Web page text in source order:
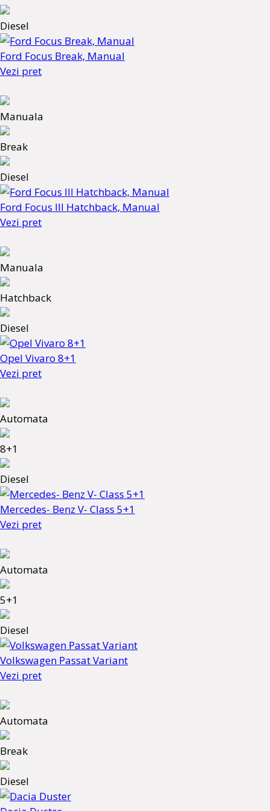
Diesel
Ford Focus Break, Manual
Vezi pret
Manuala
Break
Diesel
Ford Focus III Hatchback, Manual
Vezi pret
Manuala
Hatchback
Diesel
Opel Vivaro 8+1
Vezi pret
Automata
8+1
Diesel
Mercedes- Benz V- Class 5+1
Vezi pret
Automata
5+1
Diesel
Volkswagen Passat Variant
Vezi pret
Automata
Break
Diesel